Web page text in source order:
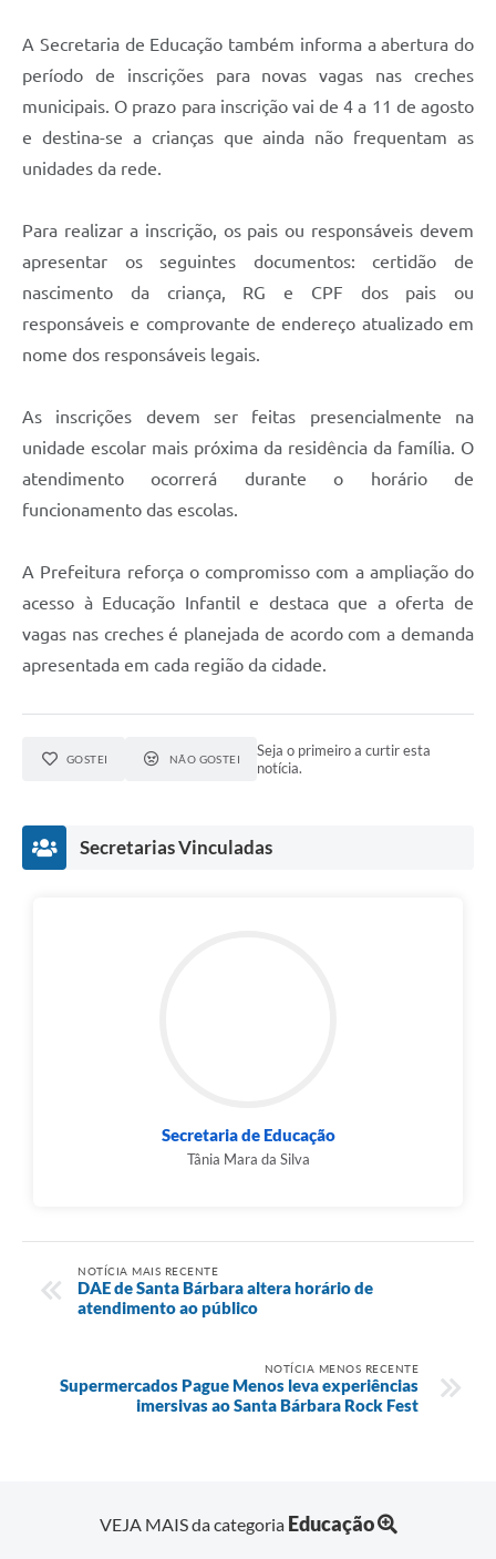
A Secretaria de Educação também informa a abertura do
período de inscrições para novas vagas nas creches
municipais. O prazo para inscrição vai de 4 a 11 de agosto
e destina-se a crianças que ainda não frequentam as
unidades da rede.
Para realizar a inscrição, os pais ou responsáveis devem
apresentar os seguintes documentos: certidão de
nascimento da criança, RG e CPF dos pais ou
responsáveis e comprovante de endereço atualizado em
nome dos responsáveis legais.
As inscrições devem ser feitas presencialmente na
unidade escolar mais próxima da residência da família. O
atendimento ocorrerá durante o horário de
funcionamento das escolas.
A Prefeitura reforça o compromisso com a ampliação do
acesso à Educação Infantil e destaca que a oferta de
vagas nas creches é planejada de acordo com a demanda
apresentada em cada região da cidade.
GOSTEI NÃO GOSTEI
Seja o primeiro a curtir esta
notícia.
Secretarias Vinculadas
Secretaria de Educação
Tânia Mara da Silva
NOTÍCIA MAIS RECENTE
DAE de Santa Bárbara altera horário de
atendimento ao público
NOTÍCIA MENOS RECENTE
Supermercados Pague Menos leva experiências
imersivas ao Santa Bárbara Rock Fest
VEJA MAIS da categoria Educação